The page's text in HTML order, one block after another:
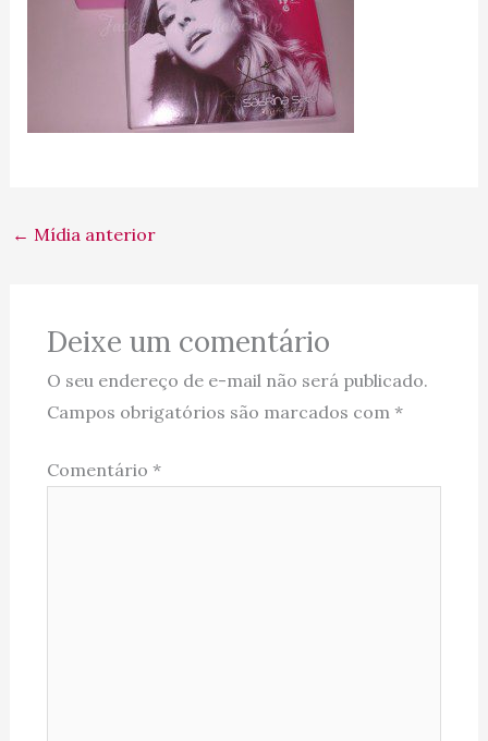
← Mídia anterior
Deixe um comentário
O seu endereço de e-mail não será publicado.
Campos obrigatórios são marcados com *
Comentário *